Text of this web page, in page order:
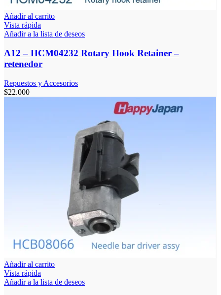
Añadir al carrito
Vista rápida
Añadir a la lista de deseos
A12 – HCM04232 Rotary Hook Retainer –
retenedor
Repuestos y Accesorios
$22.000
Añadir al carrito
Vista rápida
Añadir a la lista de deseos